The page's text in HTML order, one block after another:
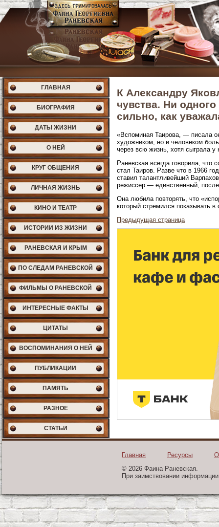
ГЛАВНАЯ
БИОГРАФИЯ
ДАТЫ ЖИЗНИ
О НЕЙ
КРУГ ОБЩЕНИЯ
ЛИЧНАЯ ЖИЗНЬ
КИНО И ТЕАТР
ИСТОРИИ ИЗ ЖИЗНИ
РАНЕВСКАЯ И КРЫМ
ПО СЛЕДАМ РАНЕВСКОЙ
ФИЛЬМЫ О РАНЕВСКОЙ
ИНТЕРЕСНЫЕ ФАКТЫ
ЦИТАТЫ
ВОСПОМИНАНИЯ О НЕЙ
ПУБЛИКАЦИИ
ПАМЯТЬ
РАЗНОЕ
СТАТЬИ
К Александру
чувства. Ни
сильно, как
«Вспоминая Таирова, — писала
художником, но и человеком
через всю жизнь, хотя сыграла у
Раневская всегда говорила,
стал Таиров. Разве что в 1966
ставил талантливейший
режиссер — единственный,
Она любила повторять, что
который стремился показывать в
Предыдущая страница
Главная Ресурсы
© 2026 Фаина Раневская.
При заимствовании